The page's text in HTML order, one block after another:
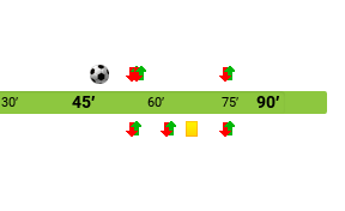
30′ 45′ 60′ 75′ 90′